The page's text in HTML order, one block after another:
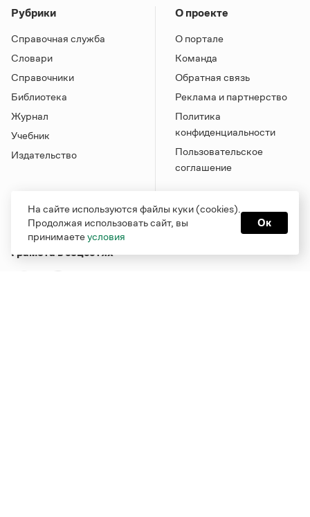
Рубрики
Справочная служба
Словари
Справочники
Библиотека
Журнал
Учебник
Издательство
О проекте
О портале
Команда
Обратная связь
Реклама и партнерство
Политика
конфиденциальности
Пользовательское
соглашение
Грамота в соцсетях
На сайте используются файлы куки (cookies).
Продолжая использовать сайт, вы
принимаетеусловия
Ок